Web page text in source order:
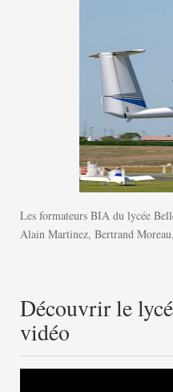
Les formateurs BIA du lycée
Alain Martinez, Bertrand
Découvrir le
vidéo